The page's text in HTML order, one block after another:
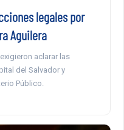
legales por
Aguilera
aclarar las
del Salvador y
Público.